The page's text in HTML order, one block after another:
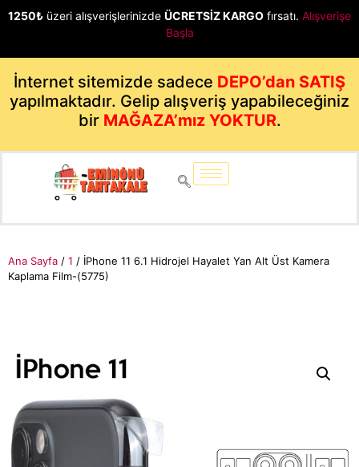
1250₺ üzeri alışverişlerinizde ÜCRETSİZ KARGO fırsatı. Alışverişe
Başla
İnternet sitemizde sadece DEPO’dan SATIŞ
yapılmaktadır. Gelip alışveriş yapabileceğiniz
bir MAĞAZA’mız YOKTUR.
Ana Sayfa / 1 / İPhone 11 6.1 Hidrojel Hayalet Yan Alt Üst Kamera
Kaplama Film-(5775)